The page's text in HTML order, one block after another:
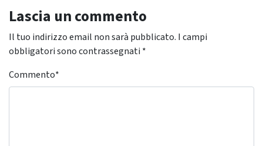
Lascia un commento
Il tuo indirizzo email non sarà pubblicato. I campi
obbligatori sono contrassegnati *
Commento*